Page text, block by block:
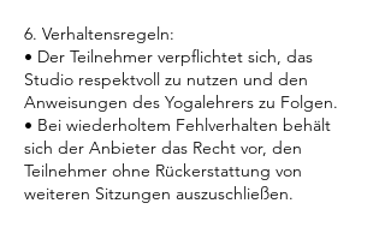
6. Verhaltensregeln:
• Der Teilnehmer verpflichtet sich, das
Studio respektvoll zu nutzen und den
Anweisungen des Yogalehrers zu Folgen.
• Bei wiederholtem Fehlverhalten behält
sich der Anbieter das Recht vor, den
Teilnehmer ohne Rückerstattung von
weiteren Sitzungen auszuschließen.